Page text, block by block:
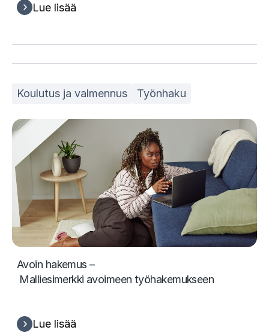
Lue lisää
Koulutus ja valmennus Työnhaku
Avoin hakemus –
Malliesimerkki avoimeen työhakemukseen
Lue lisää